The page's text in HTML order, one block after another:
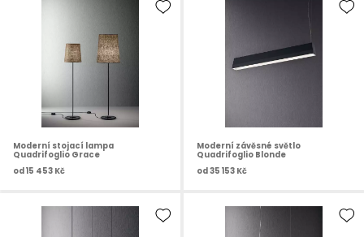
Moderní stojací lampa
Quadrifoglio Grace
od 15 453 Kč
Moderní závěsné světlo
Quadrifoglio Blonde
od 35 153 Kč